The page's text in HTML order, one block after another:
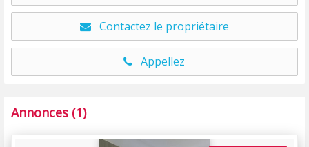
Contactez le propriétaire
Appellez
Annonces (1)